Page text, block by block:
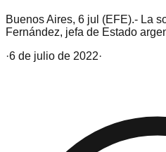
Buenos Aires, 6 jul (EFE).- La
Fernández, jefa de Estado
·6 de julio de 2022·